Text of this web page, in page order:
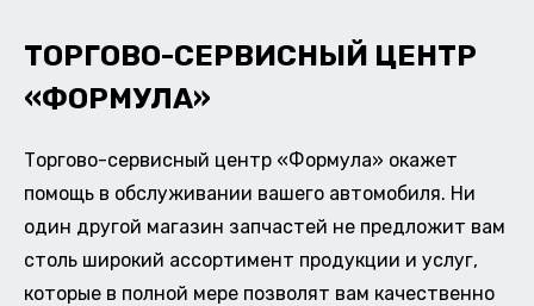
ТОРГОВО-СЕРВИСНЫЙ ЦЕНТР
«ФОРМУЛА»
Торгово-сервисный центр «Формула» окажет
помощь в обслуживании вашего автомобиля. Ни
один другой магазин запчастей не предложит вам
столь широкий ассортимент продукции и услуг,
которые в полной мере позволят вам качественно